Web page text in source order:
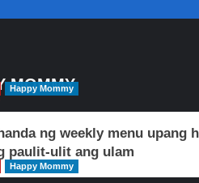
MOMMY
Happy Mommy
ng weekly menu upang
paulit-ulit ang ulam
Happy Mommy